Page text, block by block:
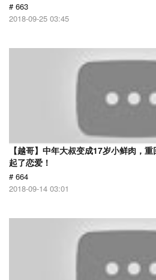
# 663
2018-09-25 03:45
【越哥】中年大叔变成17岁小鲜肉，
起了恋爱！
# 664
2018-09-14 03:01